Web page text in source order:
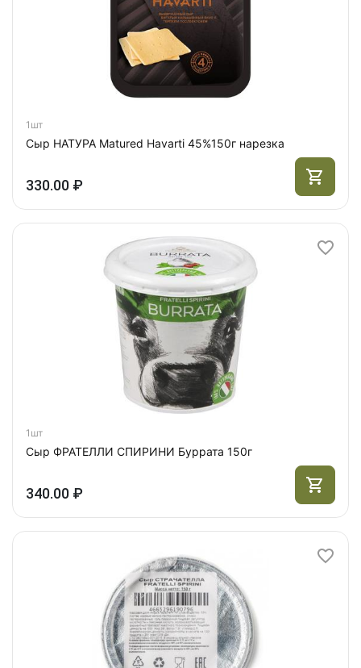
1шт
Сыр НАТУРА Matured Havarti 45%150г нарезка
330.00 ₽
1шт
Сыр ФРАТЕЛЛИ СПИРИНИ Буррата 150г
340.00 ₽